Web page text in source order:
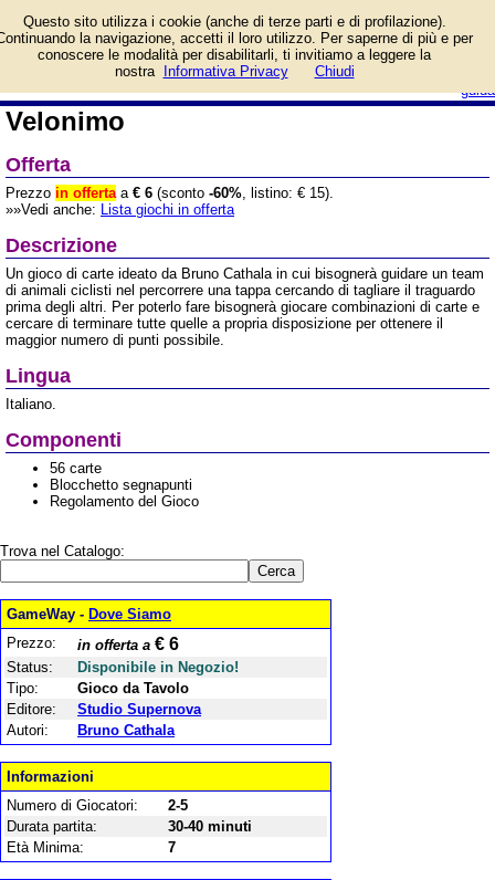
guida
e prezzo di vendita.
Prodotto da Studio
Velonimo
Offerta
Prezzo in offertaa € 6 (sconto -60%, listino: € 15).
»»Vedi anche: Lista giochi in offerta
Descrizione
Un gioco di carte ideato da Bruno Cathala in cui bisognerà guidare un team
di animali ciclisti nel percorrere una tappa cercando di tagliare il traguardo
prima degli altri. Per poterlo fare bisognerà giocare combinazioni di carte e
cercare di terminare tutte quelle a propria disposizione per ottenere il
maggior numero di punti possibile.
Lingua
Italiano.
Componenti
56 carte
Blocchetto segnapunti
Regolamento del Gioco
Trova nel Catalogo:
GameWay - Dove Siamo
Prezzo:
in offerta a € 6
Status:
Disponibile in Negozio!
Tipo:
Gioco da Tavolo
Editore:
Studio Supernova
Autori:
Bruno Cathala
Informazioni
Numero di Giocatori:
2-5
Durata partita:
30-40 minuti
Età Minima:
7
Questo sito utilizza i cookie (anche di terze parti e di profilazione).
la navigazione, accetti il loro utilizzo. Per saperne di più e per
conoscere le modalità per disabilitarli, ti invitiamo a leggere la
nostra
Informativa Privacy Chiudi